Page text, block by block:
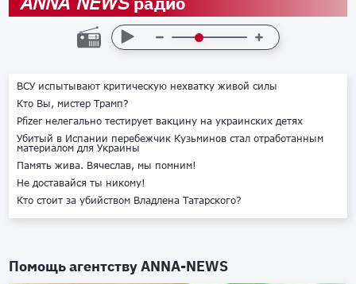
ВСУ испытывают критическую нехватку живой силы
Кто Вы, мистер Трамп?
Pfizer нелегально тестирует вакцину на украинских детях
Убитый в Испании перебежчик Кузьминов стал отработанным
материалом для Украины
Память жива. Вячеслав, мы помним!
Не доставайся ты никому!
Кто стоит за убийством Владлена Татарского?
Помощь агентствуANNA-NEWS